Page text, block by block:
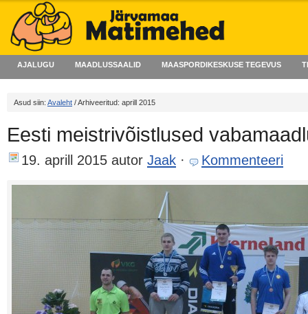
AJALUGU MAADLUSSAALID MAASPORDIKESKUSE TEGEVUS
Asud siin: Avaleht / Arhiveeritud: aprill 2015
Eesti meistrivõistlused
19. aprill 2015 autor Jaak · Kommenteeri